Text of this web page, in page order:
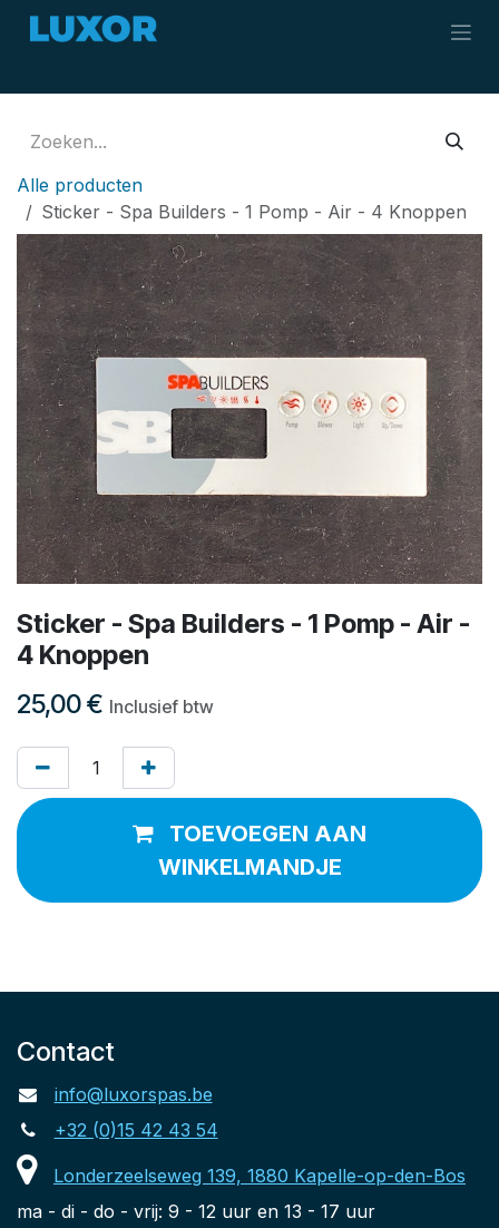
Overslaan naar inhoud
Alle producten
Sticker - Spa Builders - 1 Pomp - Air - 4 Knoppen
Sticker - Spa Builders - 1 Pomp - Air -
4 Knoppen
25,00€ Inclusief btw
TOEVOEGEN AAN
WINKELMANDJE
Contact
info@luxorspas.be
+32 (0)15 42 43 54
Londerzeelseweg 139, 1880 Kapelle-op-den-Bos
ma - di - do - vrij: 9 - 12 uur en 13 - 17 uur